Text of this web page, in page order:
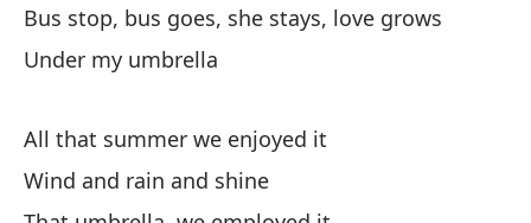
Bus stop, bus goes, she stays, love grows
Under my umbrella
All that summer we enjoyed it
Wind and rain and shine